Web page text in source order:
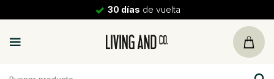
30 días de vuelta